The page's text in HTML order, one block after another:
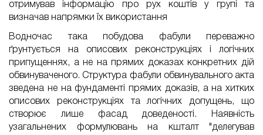
отримував інформацію про рух коштів у групі та
визначав напрямки їх використання
Водночас така побудова фабули переважно
ґрунтується на описових реконструкціях і логічних
припущеннях, а не на прямих доказах конкретних дій
обвинуваченого. Структура фабули обвинувального акта
зведена не на фундаменті прямих доказів, а на хитких
описових реконструкціях та логічних допущень, що
створює лише фасад доведеності. Наявність
узагальнених формулювань на кшталт "делегував